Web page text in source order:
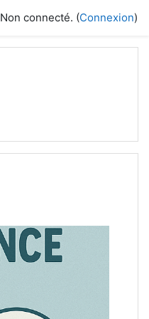
Non connecté. (Connexion)